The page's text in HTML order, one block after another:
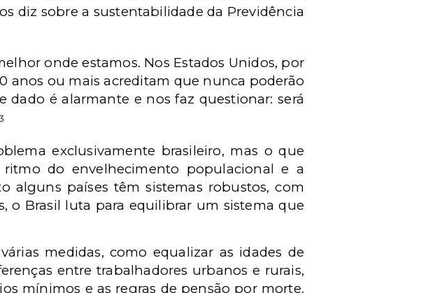
diz sobre a sustentabilidade da Previdência
onde estamos. Nos Estados Unidos, por
anos ou mais acreditam que nunca poderão
dado é alarmante e nos faz questionar: será
exclusivamente brasileiro, mas o que
do envelhecimento populacional e a
alguns países têm sistemas robustos, com
o Brasil luta para equilibrar um sistema que
medidas, como equalizar as idades de
entre trabalhadores urbanos e rurais,
mínimos e as regras de pensão por morte.